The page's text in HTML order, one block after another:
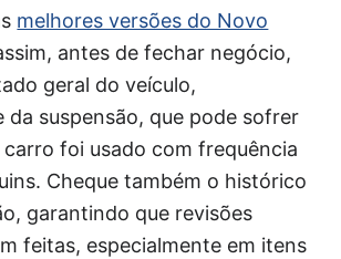
melhores versões do Novo
antes de fechar negócio,
geral do veículo,
da suspensão, que pode sofrer
carro foi usado com frequência
Cheque também o histórico
garantindo que revisões
feitas, especialmente em itens